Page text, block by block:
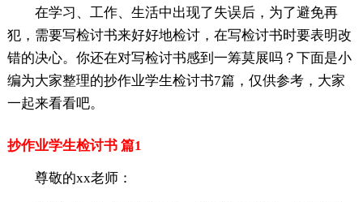
在学习、工作、生活中出现了失误后，为了避免再
犯，需要写检讨书来好好地检讨，在写检讨书时要表明改
错的决心。你还在对写检讨书感到一筹莫展吗？下面是小
编为大家整理的抄作业学生检讨书7篇，仅供参考，大家
一起来看看吧。
抄作业学生检讨书 篇1
尊敬的xx老师：